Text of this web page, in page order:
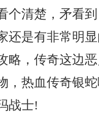
个清楚，矛看
还是有非常明
略，传奇这边
，热血传奇银
战士!